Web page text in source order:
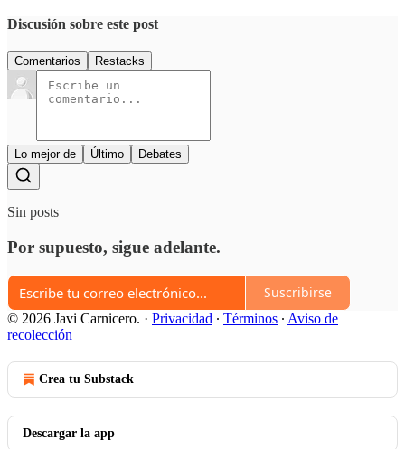
Discusión sobre este post
Comentarios Restacks
Lo mejor de Último Debates
Sin posts
Por supuesto, sigue adelante.
Suscribirse
© 2026 Javi Carnicero. · Privacidad ∙ Términos ∙ Aviso de
recolección
Crea tu Substack
Descargar la app